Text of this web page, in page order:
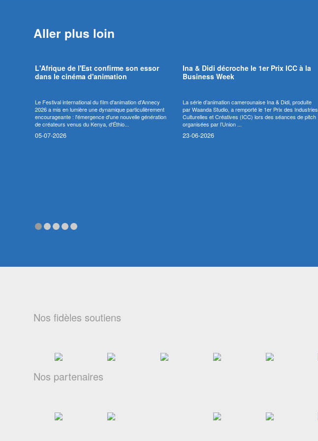
Aller plus loin
L'Afrique de l'Est confirme son essor
dans le cinéma d'animation
Le Festival international du film d'animation d'Annecy
2026 a mis en lumière une dynamique particulièrement
encourageante : l'émergence d'une nouvelle génération
de créateurs venus du Kenya, d'Éthio...
05-07-2026
Ina & Didi décroche le 1er Prix ICC à la
Business Week
La série d’animation camerounaise Ina & Didi, produite
par Waanda Studio, a remporté le 1er Prix des Industries
Culturelles et Créatives (ICC) lors des séances de pitch
organisées par l’Union ...
23-06-2026
Nos fidèles soutiens
Nos partenaires